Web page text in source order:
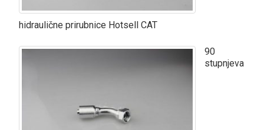
hidraulične prirubnice Hotsell CAT
90
stupnjeva